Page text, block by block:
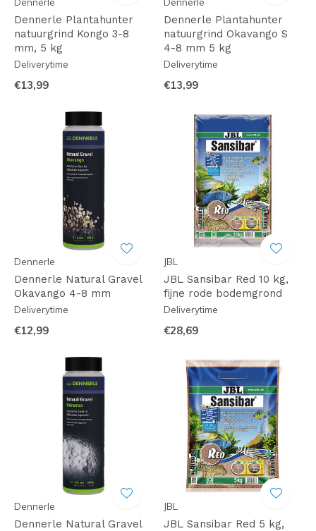
Dennerle Plantahunter
natuurgrind Kongo 3-8
mm, 5 kg
Deliverytime
€13,99
Dennerle Plantahunter
natuurgrind Okavango S
4-8 mm 5 kg
Deliverytime
€13,99
Dennerle
Dennerle Natural Gravel
Okavango 4-8 mm
Deliverytime
€12,99
JBL
JBL Sansibar Red 10 kg,
fijne rode bodemgrond
Deliverytime
€28,69
Dennerle
Dennerle Natural Gravel
JBL
JBL Sansibar Red 5 kg,